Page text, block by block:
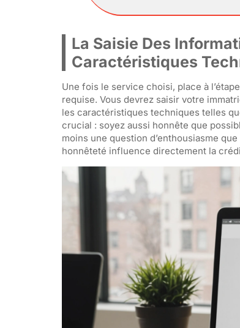
La Saisie Des
Caractéristiques
Une fois le service choisi, place à
requise. Vous devrez saisir votre
les caractéristiques techniques telles
crucial : soyez aussi honnête que
moins une question d’enthousiasme
honnêteté influence directement la